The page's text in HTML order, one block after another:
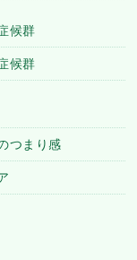
候群
候群
つまり感